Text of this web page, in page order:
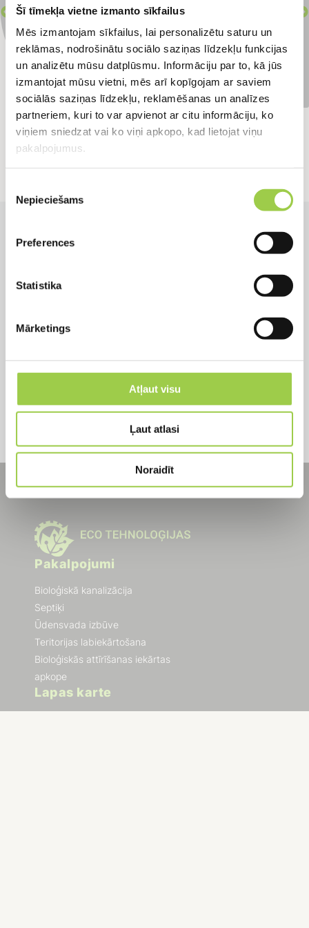
Šī tīmekļa vietne izmanto sīkfailus
Mēs izmantojam sīkfailus, lai personalizētu saturu un
reklāmas, nodrošinātu sociālo saziņas līdzekļu funkcijas
un analizētu mūsu datplūsmu. Informāciju par to, kā jūs
izmantojat mūsu vietni, mēs arī kopīgojam ar saviem
sociālās saziņas līdzekļu, reklamēšanas un analīzes
partneriem, kuri to var apvienot ar citu informāciju, ko
viņiem sniedzat vai ko viņi apkopo, kad lietojat viņu
pakalpojumus.
izvēle
Nepieciešams
Preferences
Statistika
Mārketings
Atļaut visu
Ļaut atlasi
Noraidīt
Iesniegt atsauksmi
Pierakstieties uz bezmaksas
Aizpildi formu un sazināsimies ar jums,
lai detalizēti apspriestu Jūsu pieprasījumu
PIETEIKTIES
Pakalpojumi
Bioloģiskā kanalizācija
Septiķi
Ūdensvada izbūve
Teritorijas labiekārtošana
Bioloģiskās attīrīšanas iekārtas
apkope
Lapas karte
PIETEIKTIES